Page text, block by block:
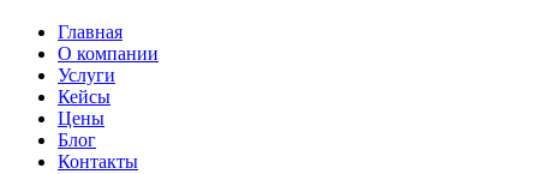
Главная
О компании
Услуги
Кейсы
Цены
Блог
Контакты